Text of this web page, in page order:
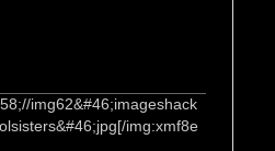
img62&#46;imageshack
img:xmf8e